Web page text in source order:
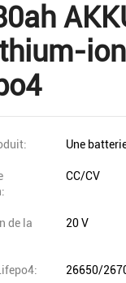
Une
CC/CV
de la
20 V
26650/